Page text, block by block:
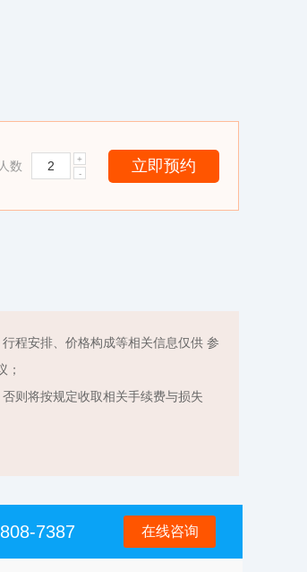
筑群
棕榈岛】，外观六星棕榈岛亚特兰蒂斯
数
程安排、价格构成等相关信息仅供 参
；
则将按规定收取相关手续费与损失
7387 在线咨询